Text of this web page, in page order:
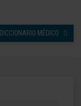
DICCIONARIO MÉDICO